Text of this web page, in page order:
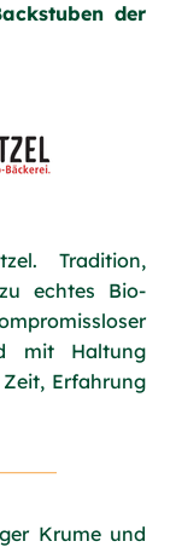
der
Tradition,
echtes Bio-
mit Haltung
Erfahrung
Krume und